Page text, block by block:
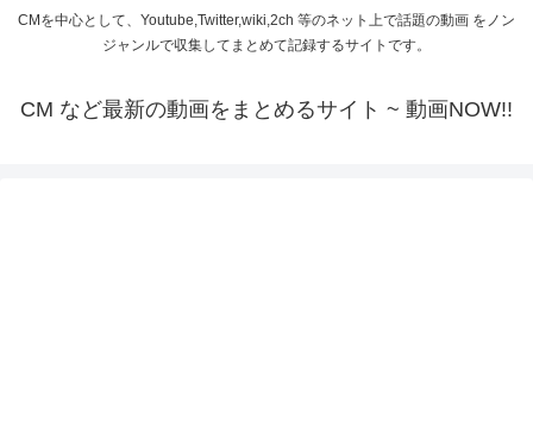
CMを中心として、Youtube,Twitter,wiki,2ch 等のネット上で話題の動画 をノン
ジャンルで収集してまとめて記録するサイトです。
CM など最新の動画をまとめるサイト ~ 動画NOW!!